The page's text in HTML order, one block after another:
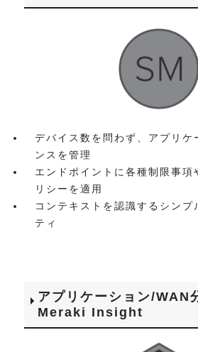
デバイス数を問わず、アプリケ
ンスを管理
エンドポイントに各種制限事項
リシーを適用
コンテキストを認識するシンプ
ティ
アプリケーション/WAN
Meraki Insight